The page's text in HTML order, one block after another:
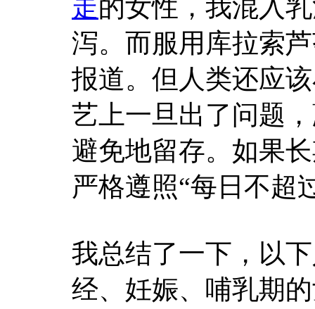
走的女性，我混入
泻。而服用库拉索
报道。但人类还应
艺上一旦出了问题
避免地留存。如果
严格遵照“每日不超
我总结了一下，以
经、妊娠、哺乳期